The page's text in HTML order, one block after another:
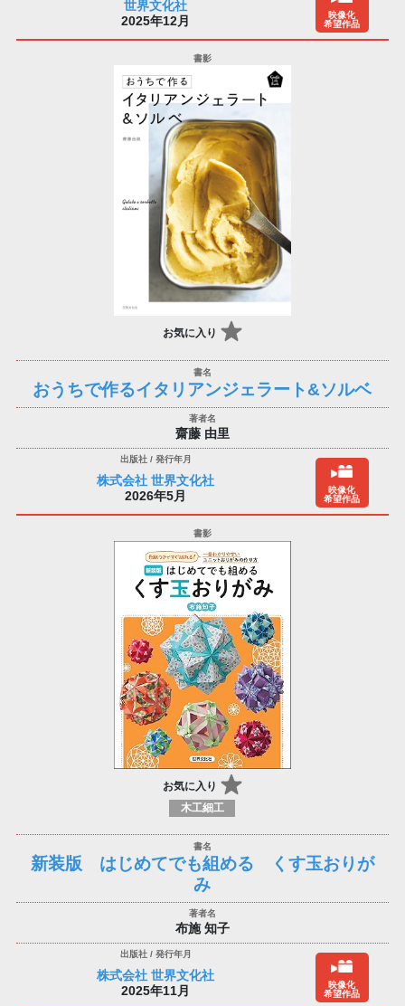
世界文化社
2025年12月
映像化
希望作品
お気に入り
おうちで作るイタリアンジェラート&ソルベ
齋藤 由里
株式会社 世界文化社
2026年5月
映像化
希望作品
お気に入り
木工細工
新装版 はじめてでも組める くす玉おりが
み
布施 知子
株式会社 世界文化社
2025年11月
映像化
希望作品